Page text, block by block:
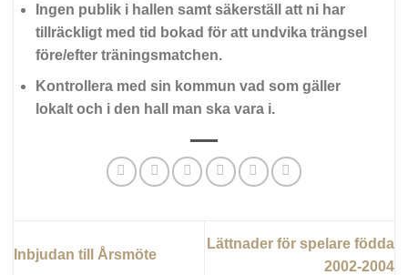
Ingen publik i hallen samt säkerställ att ni har
tillräckligt med tid bokad för att undvika trängsel
före/efter träningsmatchen.
Kontrollera med sin kommun vad som gäller
lokalt och i den hall man ska vara i.
Inbjudan till Årsmöte
Lättnader för spelare födda
2002-2004